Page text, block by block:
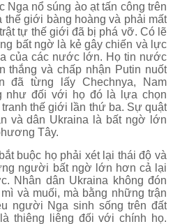
Nga nổ súng ào ạt tấn công trên
thế giới bàng hoàng và phải mất
tự thế giới đã bị phá vỡ. Có lẽ
bất ngờ là kẻ gây chiến và lực
của các nước lớn. Họ tin nước
thắng và chấp nhận Putin nuốt
đã từng lấy Chechnya, Nam
như đối với họ đó là lựa chọn
thế giới lần thứ ba. Sự quật
và dân Ukraina là bất ngờ lớn
Tây.
buộc họ phải xét lại thái độ và
người bất ngờ lớn hơn cả lại
Nhân dân Ukraina không đón
và muối, mà bằng những trận
người Nga sinh sống trên đất
thiêng liêng đối với chính họ.